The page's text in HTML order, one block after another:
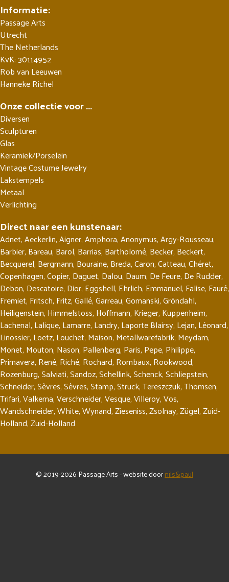
Informatie:
Passage Arts
Utrecht
The Netherlands
KvK: 30114952
Rob van Leeuwen
Hanneke Richel
Onze collectie voor ...
Diversen
Sculpturen
Glas
Keramiek/Porselein
Vintage Costume Jewelry
Lakstempels
Metaal
Verlichting
Direct naar een kunstenaar:
Adnet,Aeckerlin,Aigner,Amphora,Anonymus,Argy-Rousseau,
Barbier, Bareau, Barol, Barrias, Bartholomé, Becker, Beckert,
Becquerel, Bergmann, Bouraine, Breda,Caron,Catteau,Chéret,
Copenhagen,Copier, Daguet, Dalou, Daum, De Feure, De Rudder,
Debon, Descatoire, Dior, Eggshell, Ehrlich, Emmanuel, Falise, Fauré,
Fremiet, Fritsch, Fritz,Gallé,Garreau,Gomanski,Gröndahl,
Heiligenstein, Himmelstoss, Hoffmann, Krieger, Kuppenheim,
Lachenal, Lalique, Lamarre, Landry, Laporte Blairsy, Lejan, Léonard,
Linossier, Loetz, Louchet, Maison, Metallwarefabrik, Meydam,
Monet, Mouton, Nason, Pallenberg, Paris, Pepe, Philippe,
Primavera, René, Riché, Rochard, Rombaux, Rookwood,
Rozenburg,Salviati,Sandoz,Schellink,Schenck,Schliepstein,
Schneider,Sèvres,Sèvres,Stamp,Struck,Tereszczuk,Thomsen,
Trifari,Valkema,Verschneider,Vesque,Villeroy,Vos,
Wandschneider,White,Wynand,Zieseniss,Zsolnay,Zügel,Zuid-
Holland,Zuid-Holland
© 2019-2026 Passage Arts - website doornils&paul